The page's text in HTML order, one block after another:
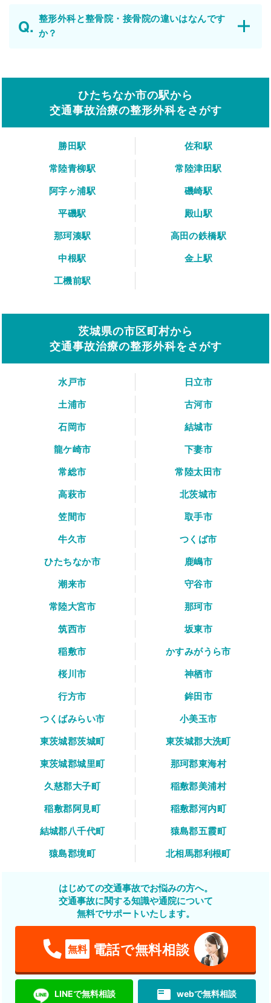
整形外科と整骨院・接骨院の違いはなんです
か？
ひたちなか市の駅から
交通事故治療の整形外科をさがす
勝田駅
佐和駅
常陸青柳駅
常陸津田駅
阿字ヶ浦駅
磯崎駅
平磯駅
殿山駅
那珂湊駅
高田の鉄橋駅
中根駅
金上駅
工機前駅
茨城県の市区町村から
交通事故治療の整形外科をさがす
水戸市
日立市
土浦市
古河市
石岡市
結城市
龍ケ崎市
下妻市
常総市
常陸太田市
高萩市
北茨城市
笠間市
取手市
牛久市
つくば市
ひたちなか市
鹿嶋市
潮来市
守谷市
常陸大宮市
那珂市
筑西市
坂東市
稲敷市
かすみがうら市
桜川市
神栖市
行方市
鉾田市
つくばみらい市
小美玉市
東茨城郡茨城町
東茨城郡大洗町
東茨城郡城里町
那珂郡東海村
久慈郡大子町
稲敷郡美浦村
稲敷郡阿見町
稲敷郡河内町
結城郡八千代町
猿島郡五霞町
猿島郡境町
北相馬郡利根町
はじめての交通事故でお悩みの方へ。
交通事故に関する知識や通院について
無料でサポートいたします。
無料 電話で無料相談
LINEで無料相談 featured_play_list webで無料相談